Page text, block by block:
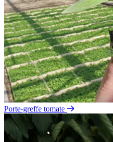
Porte-greffe tomate